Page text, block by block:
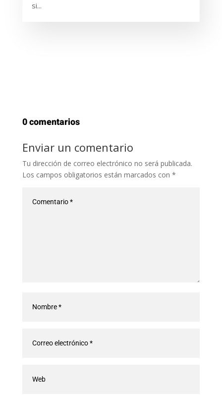
si...
0 comentarios
Enviar un comentario
Tu dirección de correo electrónico no será publicada.
Los campos obligatorios están marcados con *